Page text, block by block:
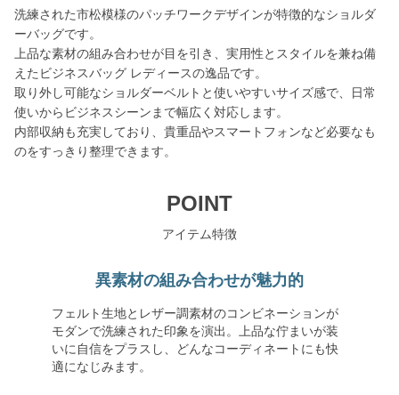
洗練された市松模様のパッチワークデザインが特徴的なショルダ
ーバッグです。
上品な素材の組み合わせが目を引き、実用性とスタイルを兼ね備
えたビジネスバッグ レディースの逸品です。
取り外し可能なショルダーベルトと使いやすいサイズ感で、日常
使いからビジネスシーンまで幅広く対応します。
内部収納も充実しており、貴重品やスマートフォンなど必要なも
のをすっきり整理できます。
POINT
アイテム特徴
異素材の組み合わせが魅力的
フェルト生地とレザー調素材のコンビネーションが
モダンで洗練された印象を演出。上品な佇まいが装
いに自信をプラスし、どんなコーディネートにも快
適になじみます。